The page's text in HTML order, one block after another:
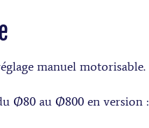
manuel motorisable.
Ø80 au Ø800 en version :